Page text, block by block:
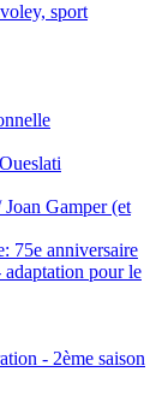
sport
Gamper (et
75e anniversaire
pour le
- 2ème saison